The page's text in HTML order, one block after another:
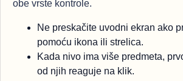
obe vrste kontrole.
Ne preskačite uvodni ekran ako
pomoću ikona ili strelica.
Kada nivo ima više predmeta,
od njih reaguje na klik.